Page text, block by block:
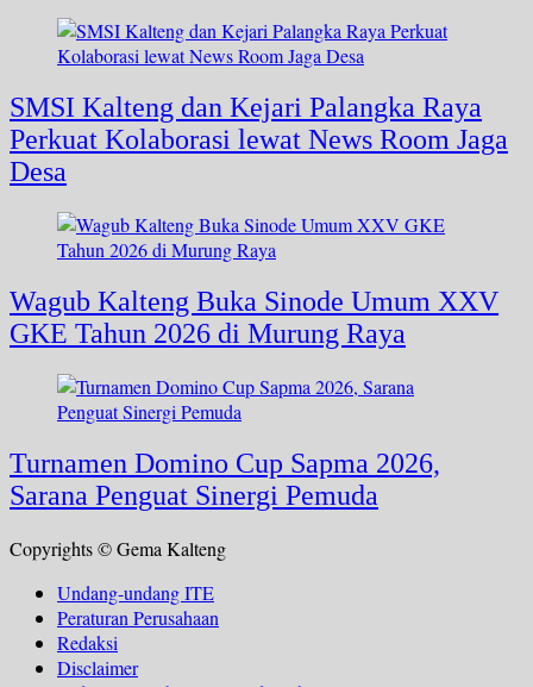
SMSI Kalteng dan Kejari Palangka Raya
Perkuat Kolaborasi lewat News Room Jaga
Desa
Wagub Kalteng Buka Sinode Umum XXV
GKE Tahun 2026 di Murung Raya
Turnamen Domino Cup Sapma 2026,
Sarana Penguat Sinergi Pemuda
Copyrights © Gema Kalteng
Undang-undang ITE
Peraturan Perusahaan
Redaksi
Disclaimer